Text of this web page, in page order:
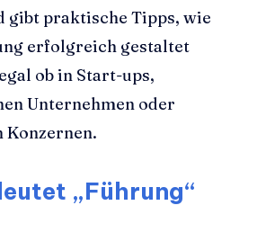
gibt praktische Tipps, wie
erfolgreich gestaltet
ob in Start-ups,
Unternehmen oder
„Führung“